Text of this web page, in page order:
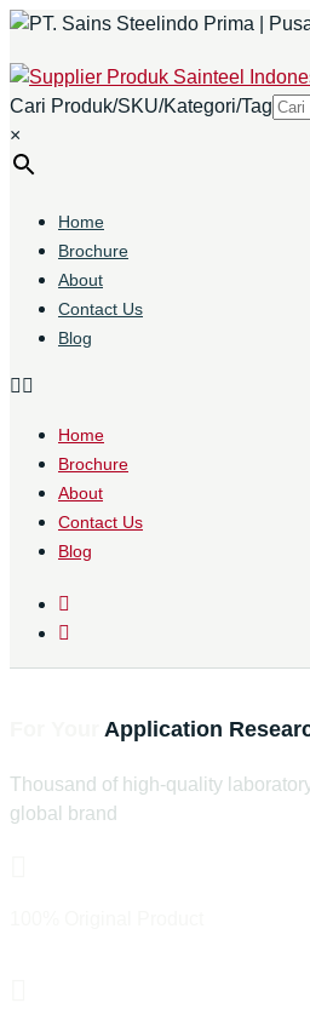
Cari Produk/SKU/Kategori/Tag
×
Home
Brochure
About
Contact Us
Blog
Home
Brochure
About
Contact Us
Blog
Application
Thousand of high-quality
global brand